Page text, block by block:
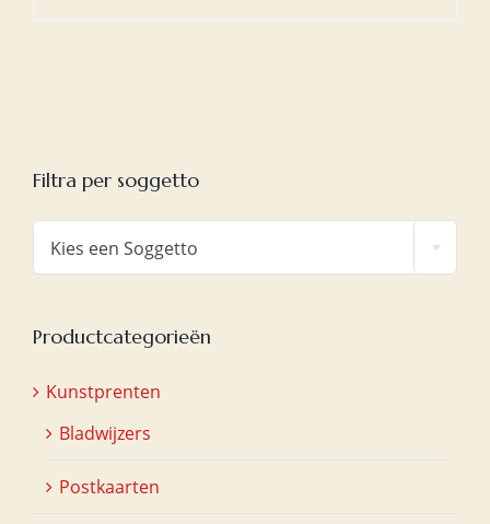
Filtra per soggetto
Kies een Soggetto
Productcategorieën
Kunstprenten
Bladwijzers
Postkaarten